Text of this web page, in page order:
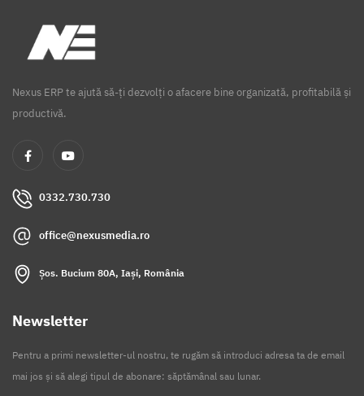
Nexus ERP te ajută să-ți dezvolți o afacere bine organizată, profitabilă și
productivă.
0332.730.730
office@nexusmedia.ro
Șos. Bucium 80A, Iași, România
Newsletter
Pentru a primi newsletter-ul nostru, te rugăm să introduci adresa ta de email
mai jos și să alegi tipul de abonare: săptămânal sau lunar.